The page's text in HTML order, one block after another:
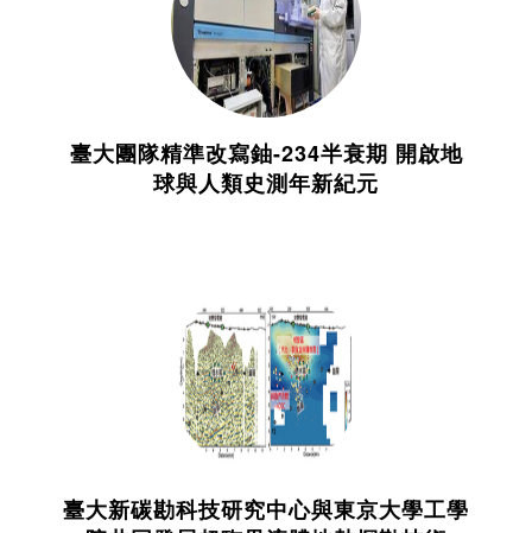
臺大團隊精準改寫鈾-234半衰期 開啟地
球與人類史測年新紀元
臺大新碳勘科技研究中心與東京大學工學